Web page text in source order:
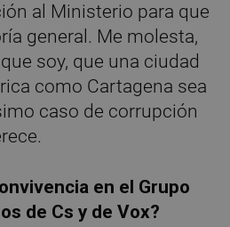
al Ministerio para que
general. Me molesta,
soy, que una ciudad
como Cartagena sea
caso de corrupción
en el Grupo
de Cs y de Vox?